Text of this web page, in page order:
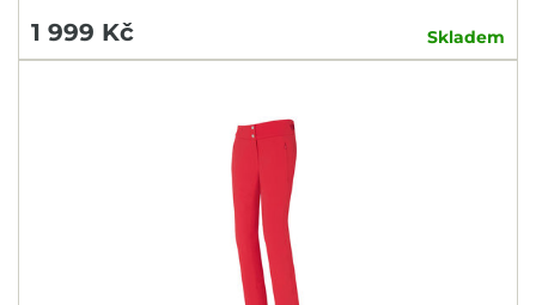
1 999 Kč Skladem